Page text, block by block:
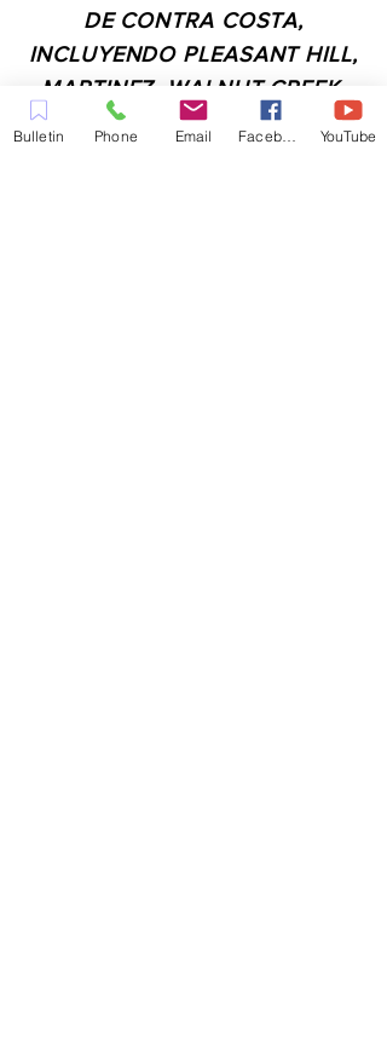
DE CONTRA COSTA,
INCLUYENDO PLEASANT HILL,
MARTINEZ, WALNUT CREEK,
CONCORD, BAY POINT,
Bulletin Phone Email YouTube